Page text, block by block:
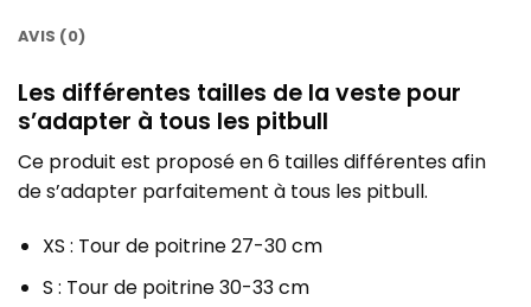
AVIS (0)
Les différentes tailles de la veste pour
s’adapter à tous les pitbull
Ce produit est proposé en 6 tailles différentes afin
de s’adapter parfaitement à tous les pitbull.
XS : Tour de poitrine 27-30 cm
S : Tour de poitrine 30-33 cm